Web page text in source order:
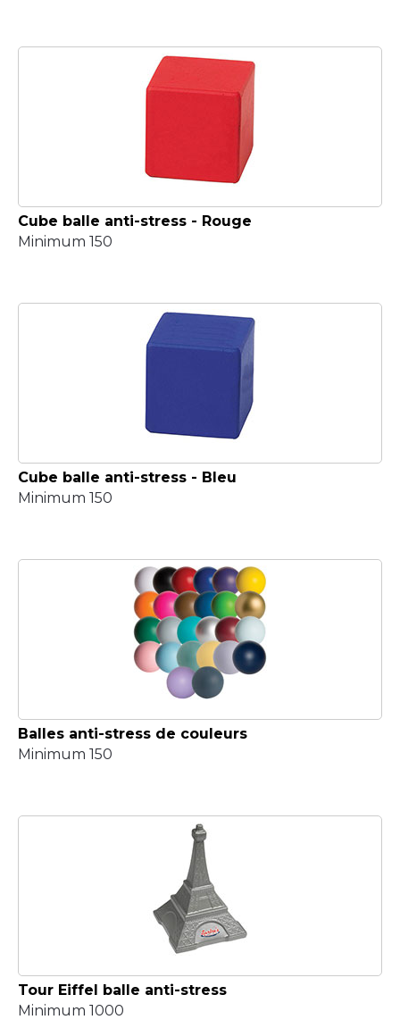
Cube balle anti-stress - Rouge
Minimum 150
Cube balle anti-stress - Bleu
Minimum 150
Balles anti-stress de couleurs
Minimum 150
Tour Eiffel balle anti-stress
Minimum 1000